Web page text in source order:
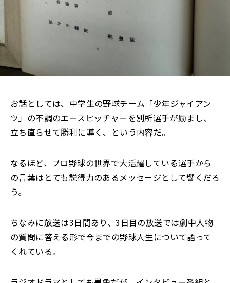
お話としては、中学生の野球チーム「少年ジャイアン
ツ」の不調のエースピッチャーを別所選手が励まし、
立ち直らせて勝利に導く、という内容だ。
なるほど、プロ野球の世界で大活躍している選手から
の言葉はとても説得力のあるメッセージとして響くだろ
う。
ちなみに放送は3日間あり、3日目の放送では劇中人物
の質問に答える形で今までの野球人生について語って
くれている。